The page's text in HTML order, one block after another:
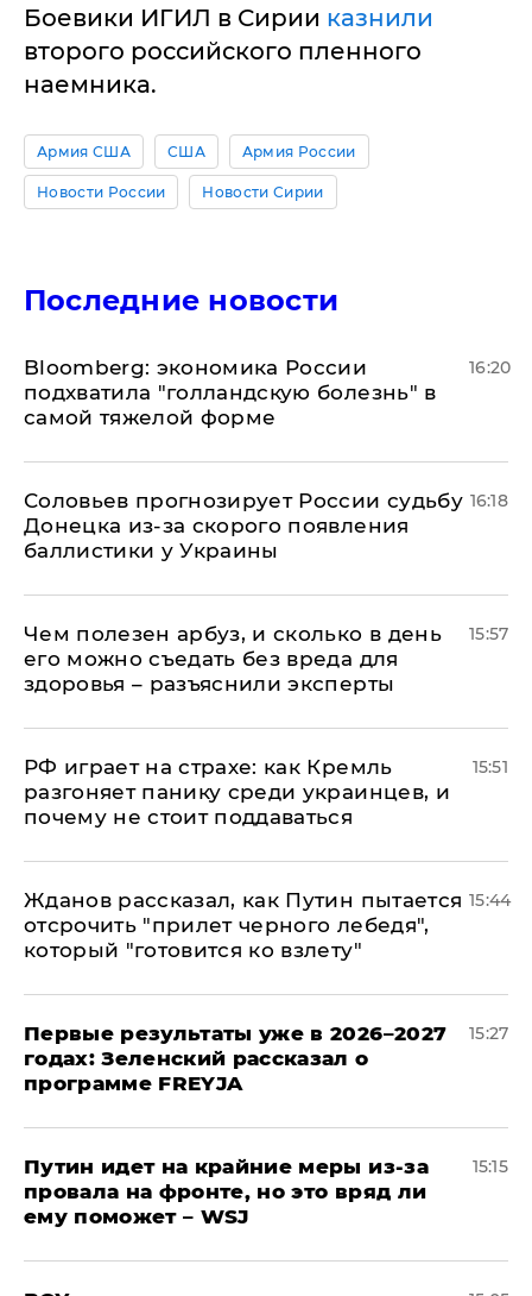
Боевики ИГИЛ в Сирии казнили
второго российского пленного
наемника.
Армия США США Армия России
Новости России Новости Сирии
Последние новости
Bloomberg: экономика России
подхватила "голландскую болезнь" в
самой тяжелой форме
16:20
Соловьев прогнозирует России судьбу
Донецка из-за скорого появления
баллистики у Украины
16:18
Чем полезен арбуз, и сколько в день
его можно съедать без вреда для
здоровья – разъяснили эксперты
15:57
РФ играет на страхе: как Кремль
разгоняет панику среди украинцев, и
почему не стоит поддаваться
15:51
Жданов рассказал, как Путин пытается
отсрочить "прилет черного лебедя",
который "готовится ко взлету"
15:44
Первые результаты уже в 2026–2027
годах: Зеленский рассказал о
программе FREYJA
15:27
Путин идет на крайние меры из-за
провала на фронте, но это вряд ли
ему поможет – WSJ
15:15